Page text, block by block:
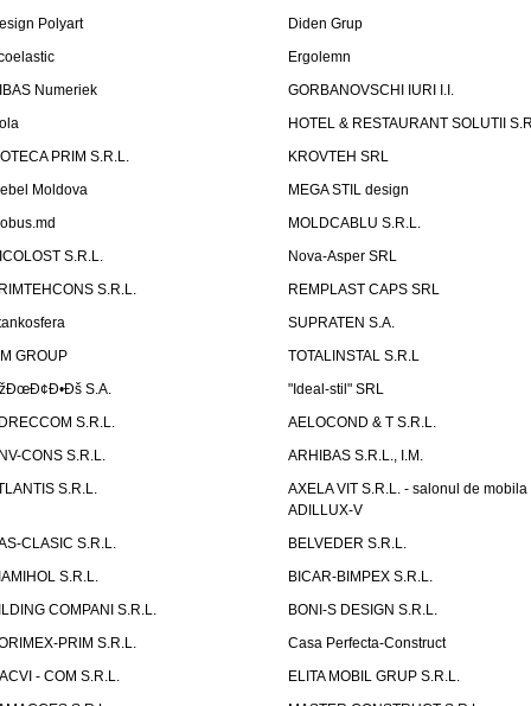
Polyart
Diden Grup
Ergolemn
Numeriek
GORBANOVSCHI IURI I.I.
HOTEL & RESTAURANT SOLUTII
PRIM S.R.L.
KROVTEH SRL
Moldova
MEGA STIL design
MOLDCABLU S.R.L.
S.R.L.
Nova-Asper SRL
S.R.L.
REMPLAST CAPS SRL
SUPRATEN S.A.
GROUP
TOTALINSTAL S.R.L
S.A.
"Ideal-stil" SRL
S.R.L.
AELOCOND & T S.R.L.
CONS S.R.L.
ARHIBAS S.R.L., I.M.
S.R.L.
AXELA VIT S.R.L. - salonul de mobila
ADILLUX-V
CLASIC S.R.L.
BELVEDER S.R.L.
S.R.L.
BICAR-BIMPEX S.R.L.
COMPANI S.R.L.
BONI-S DESIGN S.R.L.
PRIM S.R.L.
Casa Perfecta-Construct
- COM S.R.L.
ELITA MOBIL GRUP S.R.L.